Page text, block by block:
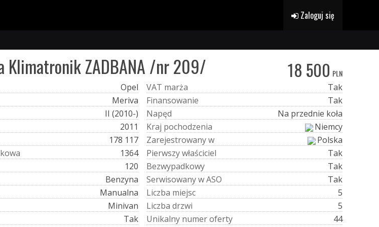
Zaloguj się
Klimatronik ZADBANA /nr 209/ 18 500 PLN
Opel
Meriva
II (2010-)
2011
178 117
kowa
1364
120
Benzyna
Manualna
Minivan
Tak
VAT marża
Tak
Finansowanie
Tak
Napęd
Na przednie koła
Kraj pochodzenia
Niemcy
Zarejestrowanyw
Polska
Pierwszywłaściciel
Tak
Bezwypadkowy
Tak
SerwisowanywASO
Tak
Liczba miejsc
5
Liczba drzwi
5
Unikalny numeroferty 44